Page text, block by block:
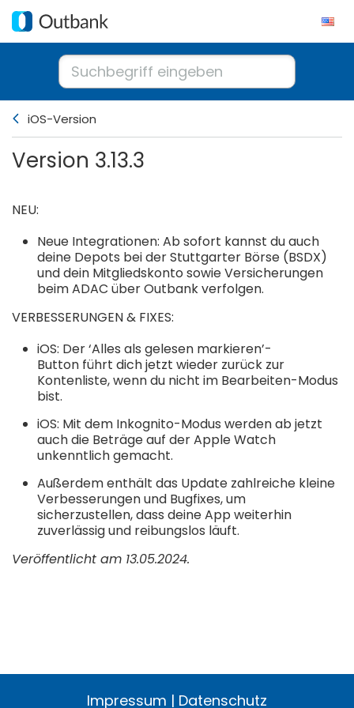
iOS-Version
Version 3.13.3
NEU:
Neue Integrationen: Ab sofort kannst du auch
deine Depots bei der Stuttgarter Börse (BSDX)
und dein Mitgliedskonto sowie Versicherungen
beim ADAC über Outbank verfolgen.
VERBESSERUNGEN & FIXES:
iOS: Der ‘Alles als gelesen markieren’-
Button führt dich jetzt wieder zurück zur
Kontenliste, wenn du nicht im Bearbeiten-Modus
bist.
iOS: Mit dem Inkognito-Modus werden ab jetzt
auch die Beträge auf der Apple Watch
unkenntlich gemacht.
Außerdem enthält das Update zahlreiche kleine
Verbesserungen und Bugfixes, um
sicherzustellen, dass deine App weiterhin
zuverlässig und reibungslos läuft.
Veröffentlicht am 13.05.2024.
Impressum | Datenschutz